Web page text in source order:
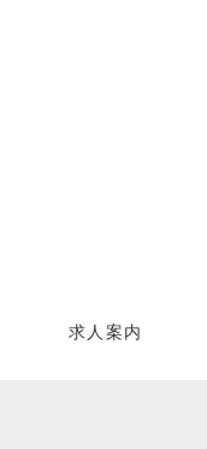
求人案内